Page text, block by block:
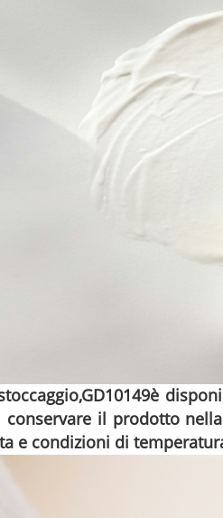
GD10149è
il prodotto
e condizioni di